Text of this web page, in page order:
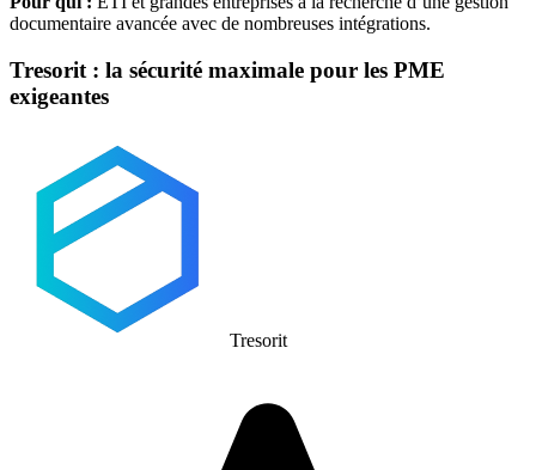
documentaire avancée avec de nombreuses intégrations.
Tresorit : la sécurité maximale pour les PME
exigeantes
Tresorit